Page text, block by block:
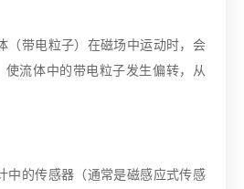
（带电粒子）在磁场中运动时，会
流体中的带电粒子发生偏转，从
中的传感器（通常是磁感应式传感